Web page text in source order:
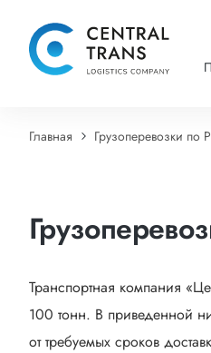
Главная Грузоперевозки по
Транспортная компания
100 тонн. В приведенной
от требуемых сроков